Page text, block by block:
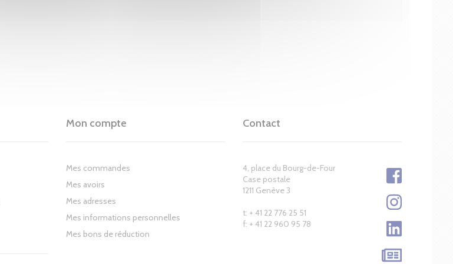
Mon compte
Mes commandes
Mes avoirs
Mes adresses
Mes informations personnelles
Mes bons de réduction
Contact
4, place du Bourg-de-Four
Case postale
1211 Genève 3
t: + 41 22 776 25 51
f: + 41 22 960 95 78